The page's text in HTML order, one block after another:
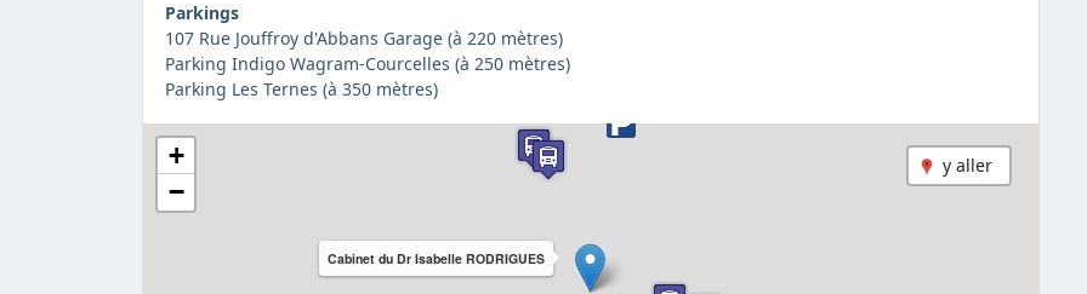
Parkings
107 Rue Jouffroy d'Abbans Garage (à 220 mètres)
Parking Indigo Wagram-Courcelles (à 250 mètres)
Parking Les Ternes (à 350 mètres)
y aller
Cabinet du Dr Isabelle RODRIGUES
+
−